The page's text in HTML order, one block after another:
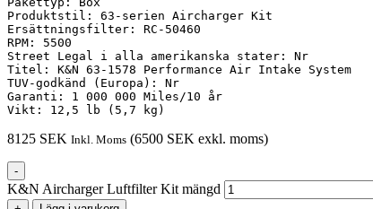
Produktstil: 63-serien Aircharger Kit
Ersättningsfilter: RC-50460
RPM: 5500
Street Legal i alla amerikanska stater: Nr
Titel: K&N 63-1578 Performance Air Intake System
TUV-godkänd (Europa): Nr
Garanti: 1 000 000 Miles/10 år
Vikt: 12,5 lb (5,7 kg)
8125 SEK Inkl. Moms (6500 SEK exkl. moms)
-
K&N Aircharger Luftfilter Kit mängd